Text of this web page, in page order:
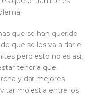
que se han querido
que se les va a dar el
pero esto no es así,
tendría que
y dar mejores
molestia entre los